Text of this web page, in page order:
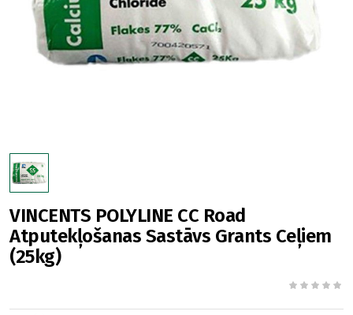
VINCENTS POLYLINE CC Road
Atputekļošanas Sastāvs Grants Ceļiem
(25kg)